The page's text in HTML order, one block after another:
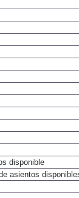
disponible
asientos disponibles